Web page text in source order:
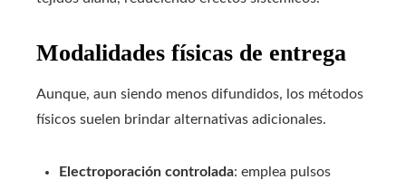
Modalidades físicas de entrega
Aunque, aun siendo menos difundidos, los métodos
físicos suelen brindar alternativas adicionales.
Electroporación controlada: emplea pulsos